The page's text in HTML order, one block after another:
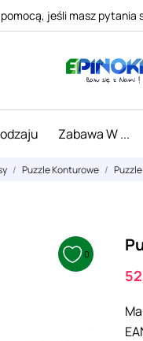
pomocą, jeśli masz
Zabawa W ...
Puzzle Konturowe
0